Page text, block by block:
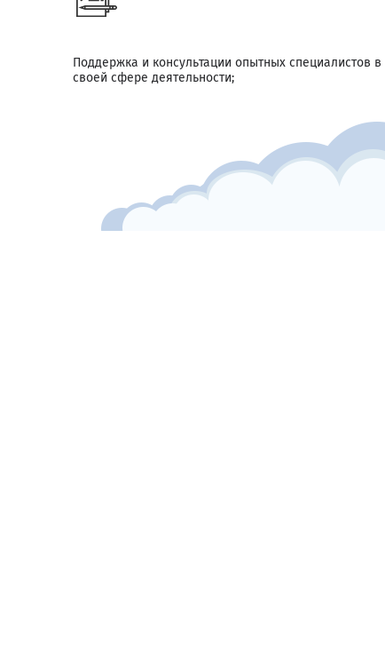
Поддержка и консультации опытных специалистов в
своей сфере деятельности;